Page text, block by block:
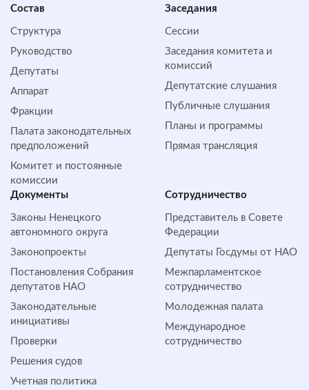
Состав
Структура
Руководство
Депутаты
Аппарат
Фракции
Палата законодательных
предположений
Комитет и постоянные
комиссии
Заседания
Сессии
Заседания комитета и
комиссий
Депутатские слушания
Публичные слушания
Планы и программы
Прямая трансляция
Документы
Законы Ненецкого
автономного округа
Законопроекты
Постановления Собрания
депутатов НАО
Законодательные
инициативы
Проверки
Решения судов
Учетная политика
Сотрудничество
Представитель в Совете
Федерации
Депутаты Госдумы от НАО
Межпарламентское
сотрудничество
Молодежная палата
Международное
сотрудничество